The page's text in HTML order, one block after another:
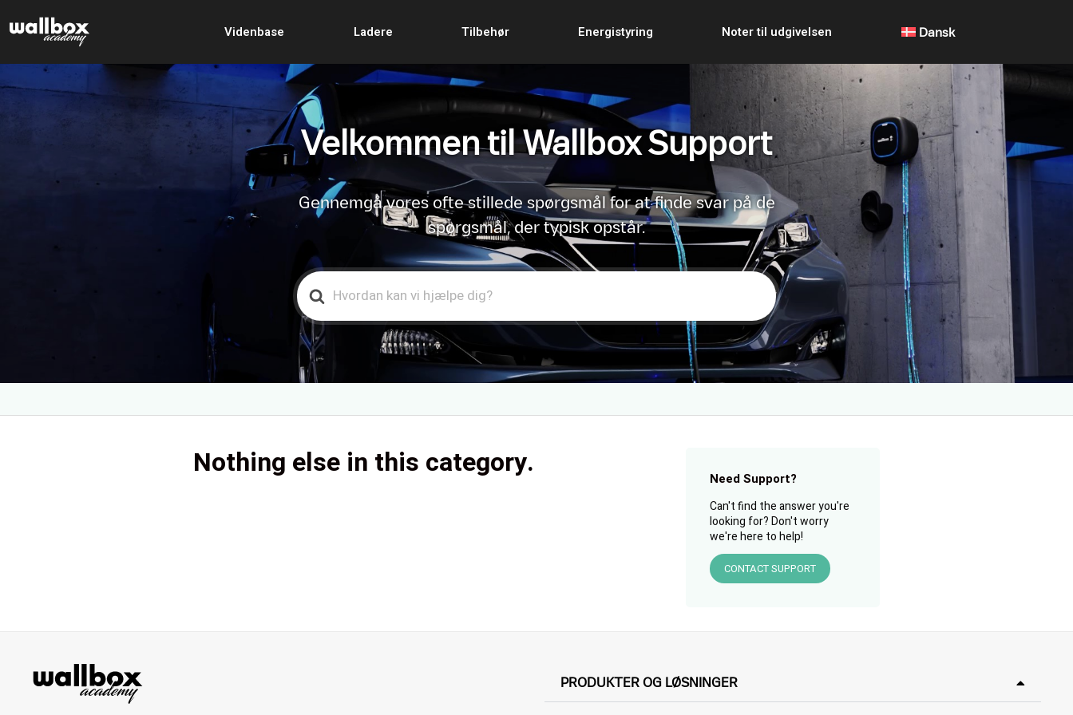
Videnbase Ladere Tilbehør Energistyring Noter til udgivelsen Dansk
Velkommen til Wallbox Support
Gennemgå vores ofte stillede spørgsmål for at finde svar på de
spørgsmål, der typisk opstår.
Search
For
Nothing else in this category. Need Support?
Can't find the answer you're
looking for? Don't worry
we're here to help!
CONTACT SUPPORT
PRODUKTER OG LØSNINGER